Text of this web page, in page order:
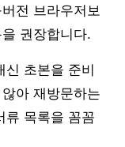
전 브라우저보
권장합니다.
신 초본을 준비
아 재방문하는
류 목록을 꼼꼼